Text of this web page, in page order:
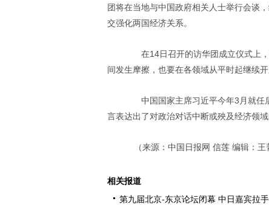
团将在当地与中国政府相关人士举行会谈
交强化两国经济关系。
在14日召开的访华团成立仪式上，
间发生摩擦，也要在各领域从平时起继续
中国国家主席习近平今年3月就任
言表达出了对政治对话中断或殃及经济领域
（来源：中国日报网 信莲 编辑：王
相关报道
第九届北京-东京论坛闭幕 中日嘉宾拉